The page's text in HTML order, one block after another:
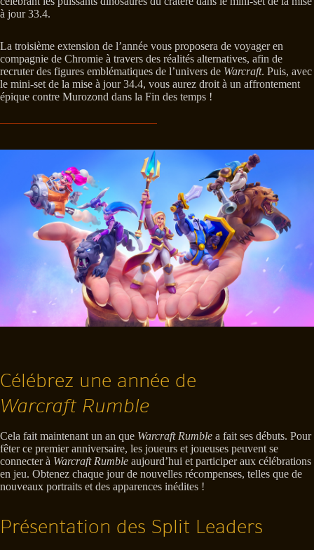
à jour 33.4.
La troisième extension de l’année vous proposera de voyager en
compagnie de Chromie à travers des réalités alternatives, afin de
recruter des figures emblématiques de l’univers de Warcraft. Puis, avec
le mini-set de la mise à jour 34.4, vous aurez droit à un affrontement
épique contre Murozond dans la Fin des temps !
Célébrez une année de
Warcraft Rumble
Cela fait maintenant un an que Warcraft Rumble a fait ses débuts. Pour
fêter ce premier anniversaire, les joueurs et joueuses peuvent se
connecter à Warcraft Rumble aujourd’hui et participer aux célébrations
en jeu. Obtenez chaque jour de nouvelles récompenses, telles que de
nouveaux portraits et des apparences inédites !
Présentation des Split Leaders